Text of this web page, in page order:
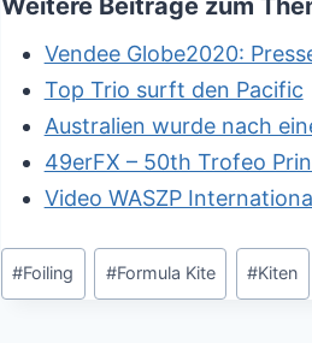
Weitere Beiträge zum
Vendee Globe2020:
Top Trio surft den Pacific
Australien wurde nach
49erFX – 50th Trofeo
Video WASZP
Schlagworte:
#Foiling #Formula Kite #Kiten